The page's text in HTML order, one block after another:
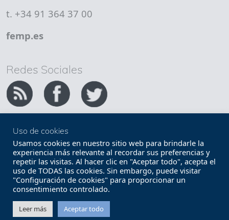
t. +34 91 364 37 00
femp.es
Redes Sociales
Copyright FEMP
Accesibilidad
Términos legales
Política de privacidad
Términos y condiciones de uso
Mapa web
Contacto
Uso de cookies
Usamos cookies en nuestro sitio web para brindarle la
experiencia más relevante al recordar sus preferencias y
repetir las visitas. Al hacer clic en "Aceptar todo", acepta el
uso de TODAS las cookies. Sin embargo, puede visitar
"Configuración de cookies" para proporcionar un
consentimiento controlado.
Leer más Aceptar todo